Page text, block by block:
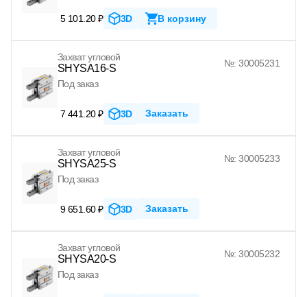
5 101.20 ₽ 3D В корзину
Захват угловой
SHYSA16-S
№: 30005231
Под заказ
7 441.20 ₽ 3D Заказать
Захват угловой
SHYSA25-S
№: 30005233
Под заказ
9 651.60 ₽ 3D Заказать
Захват угловой
SHYSA20-S
№: 30005232
Под заказ